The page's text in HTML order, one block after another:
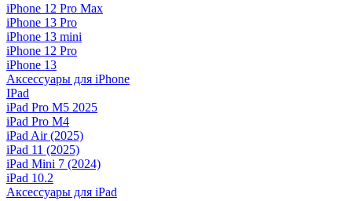
iPhone 12 Pro Max
iPhone 13 Pro
iPhone 13 mini
iPhone 12 Pro
iPhone 13
Аксессуары для iPhone
IPad
iPad Pro M5 2025
iPad Pro M4
iPad Air (2025)
iPad 11 (2025)
iPad Mini 7 (2024)
iPad 10.2
Аксессуары для iPad